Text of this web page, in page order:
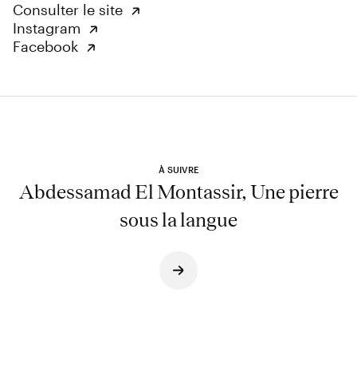
Consulter le site
Instagram
Facebook
À SUIVRE
Abdessamad El Montassir, Une pierre
sous la langue